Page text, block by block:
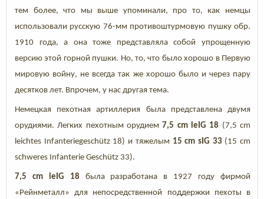
тем более, что мы выше упоминали, про то, как немцы
использовали русскую 76-мм противоштурмовую пушку обр.
1910 года, а она тоже представляла собой упрощенную
версию этой горной пушки. Но, то, что было хорошо в Первую
мировую войну, не всегда так же хорошо было и через пару
десятков лет. Впрочем, у нас другая тема.
Немецкая пехотная артиллерия была представлена двумя
орудиями. Легких пехотным орудием 7,5 cm leIG 18 (7,5 cm
leichtes Infanteriegeschütz 18) и тяжелым 15 cm sIG 33(15 cm
schweres Infanterie Geschütz 33).
7,5 cm leIG 18 была разработана в 1927 году фирмой
«Рейнметалл» для непосредственной поддержки пехоты в